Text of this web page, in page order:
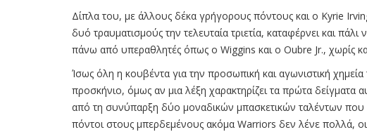
Δίπλα του, με άλλους δέκα γρήγορους πόντους και ο Kyrie
δυό τραυματισμούς την τελευταία τριετία, καταφέρνει και
πάνω από υπεραθλητές όπως ο Wiggins και ο Oubre Jr., χωρίς
Ίσως όλη η κουβέντα για την προσωπική και αγωνιστική
προσκήνιο, όμως αν μια λέξη χαρακτηρίζει τα πρώτα δείγματα
από τη συνύπαρξη δύο μοναδικών μπασκετικών ταλέντων που
πόντοι στους μπερδεμένους ακόμα Warriors δεν λένε πολλά,